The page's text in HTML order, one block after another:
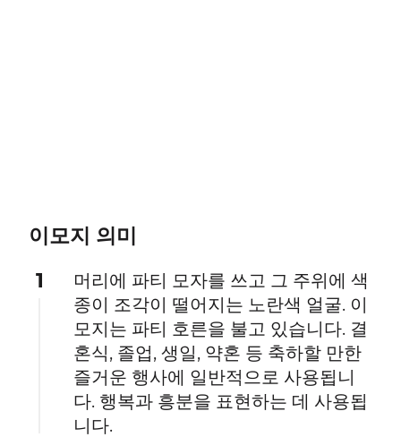
이모지 의미
1
머리에 파티 모자를 쓰고 그 주위에 색
종이 조각이 떨어지는 노란색 얼굴. 이
모지는 파티 호른을 불고 있습니다. 결
혼식, 졸업, 생일, 약혼 등 축하할 만한
즐거운 행사에 일반적으로 사용됩니
다. 행복과 흥분을 표현하는 데 사용됩
니다.